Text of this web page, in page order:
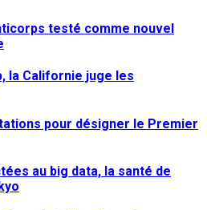
testé comme nouvel
la Californie juge les
pour désigner le Premier
au big data, la santé de